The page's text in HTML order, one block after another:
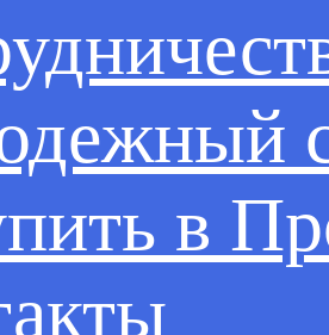
в